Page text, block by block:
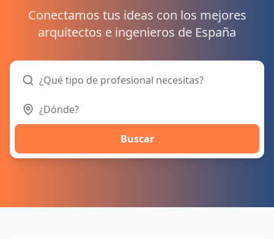
Conectamos tus ideas con los mejores
arquitectos e ingenieros de España
Buscar